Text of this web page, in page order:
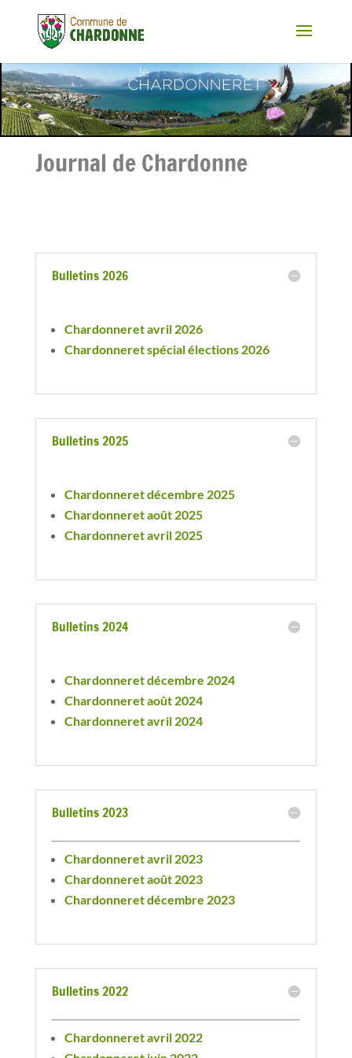
Journal de Chardonne
Bulletins 2026
Chardonneret avril 2026
Chardonneret spécial élections 2026
Bulletins 2025
Chardonneret décembre 2025
Chardonneret août 2025
Chardonneret avril 2025
Bulletins 2024
Chardonneret décembre 2024
Chardonneret août 2024
Chardonneret avril 2024
Bulletins 2023
Chardonneret avril 2023
Chardonneret août 2023
Chardonneret décembre 2023
Bulletins 2022
Chardonneret avril 2022